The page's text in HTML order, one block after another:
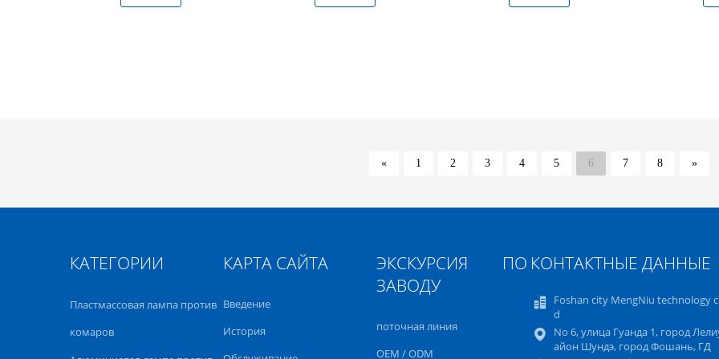
« 1 2 3 4 5 6 7 8 »
КАТЕГОРИИ
Пластмассовая лампа против
комаров
КАРТА САЙТА
Введение
История
ЭКСКУРСИЯ ПО
ЗАВОДУ
поточная линия
OEM / ODM
КОНТАКТНЫЕ ДАННЫЕ
Foshan city MengNiu technology
d
No 6, улица Гуанда 1, город
айон Шундэ, город Фошань, ГД